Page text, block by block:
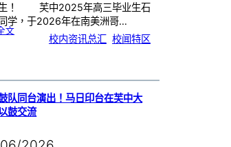
！ 芙中2025年高三毕业生石
学，于2026年在南美洲哥…
文:芙
赛
金
！
校内资讯总汇 校闻特区
队同台演出！马日印台在芙中大
鼓交流